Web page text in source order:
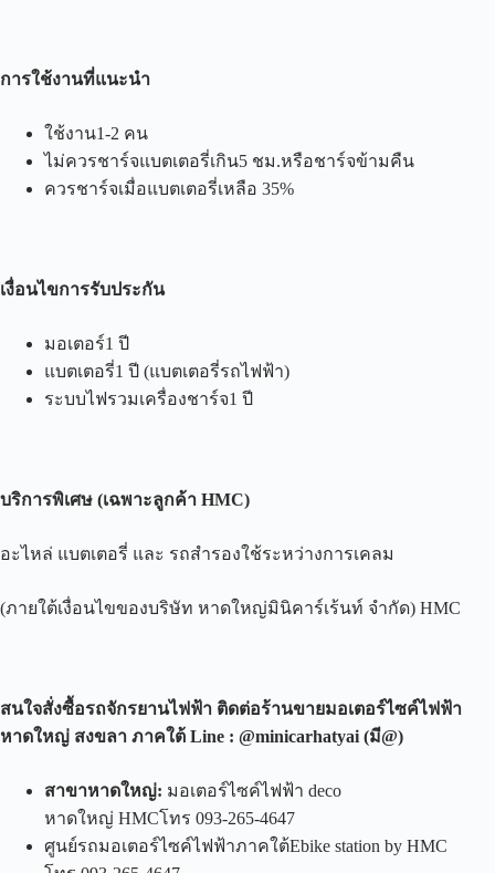
การใช้งานที่แนะนำ
ใช้งาน1-2 คน
ไม่ควรชาร์จแบตเตอรี่เกิน5 ชม.หรือชาร์จข้ามคืน
ควรชาร์จเมื่อแบตเตอรี่เหลือ 35%
เงื่อนไขการรับประกัน
มอเตอร์1 ปี
แบตเตอรี่1 ปี (แบตเตอรี่รถไฟฟ้า)
ระบบไฟรวมเครื่องชาร์จ1 ปี
บริการพิเศษ (เฉพาะลูกค้า HMC)
อะไหล่ แบตเตอรี่ และ รถสำรองใช้ระหว่างการเคลม
(ภายใต้เงื่อนไขของบริษัท หาดใหญ่มินิคาร์เร้นท์ จำกัด) HMC
สนใจสั่งซื้อรถจักรยานไฟฟ้า ติดต่อร้านขายมอเตอร์ไซค์ไฟฟ้า
หาดใหญ่ สงขลา ภาคใต้ Line : @minicarhatyai (มี@)
สาขาหาดใหญ่: มอเตอร์ไซค์ไฟฟ้า deco
หาดใหญ่ HMCโทร 093-265-4647
ศูนย์รถมอเตอร์ไซค์ไฟฟ้าภาคใต้Ebike station by HMC